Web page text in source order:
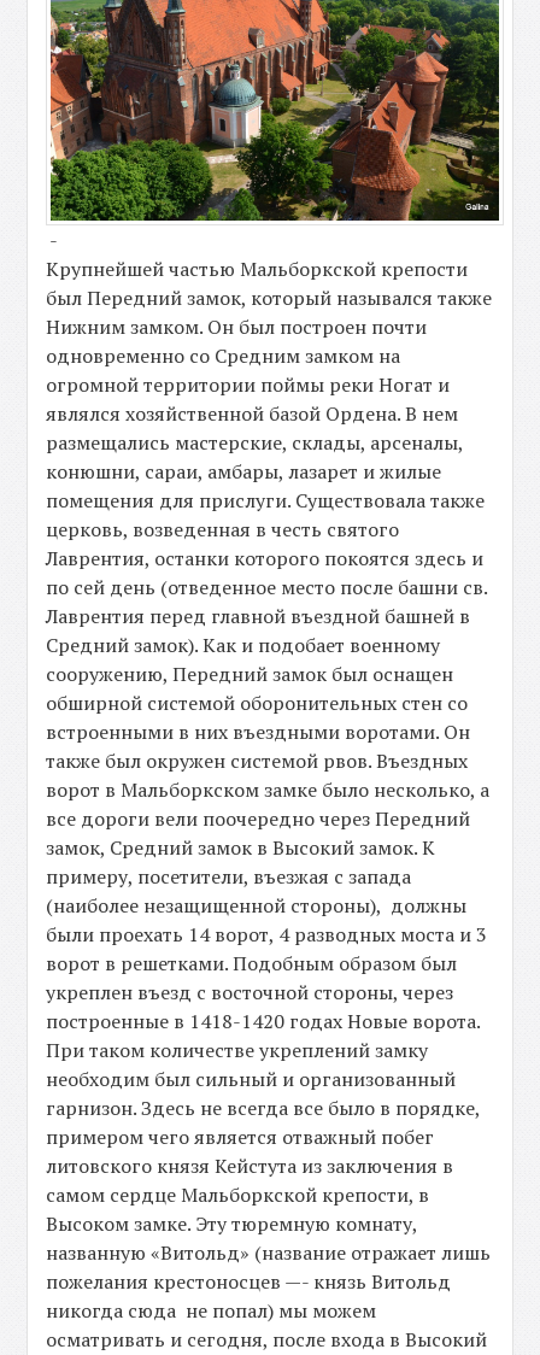
-
Крупнейшей частью Мальборкской крепости
был Передний замок, который назывался также
Нижним замком. Он был построен почти
одновременно со Средним замком на
огромной территории поймы реки Ногат и
являлся хозяйственной базой Ордена. В нем
размещались мастерские, склады, арсеналы,
конюшни, сараи, амбары, лазарет и жилые
помещения для прислуги. Существовала также
церковь, возведенная в честь святого
Лаврентия, останки которого покоятся здесь и
по сей день (отведенное место после башни св.
Лаврентия перед главной въездной башней в
Средний замок). Как и подобает военному
сооружению, Передний замок был оснащен
обширной системой оборонительных стен со
встроенными в них въездными воротами. Он
также был окружен системой рвов. Въездных
ворот в Мальборкском замке было несколько, а
все дороги вели поочередно через Передний
замок, Средний замок в Высокий замок. К
примеру, посетители, въезжая с запада
(наиболее незащищенной стороны), должны
были проехать 14 ворот, 4 разводных моста и 3
ворот в решетками. Подобным образом был
укреплен въезд с восточной стороны, через
построенные в 1418-1420 годах Новые ворота.
При таком количестве укреплений замку
необходим был сильный и организованный
гарнизон. Здесь не всегда все было в порядке,
примером чего является отважный побег
литовского князя Кейстута из заключения в
самом сердце Мальборкской крепости, в
Высоком замке. Эту тюремную комнату,
названную «Витольд» (название отражает лишь
пожелания крестоносцев —- князь Витольд
никогда сюда не попал) мы можем
осматривать и сегодня, после входа в Высокий